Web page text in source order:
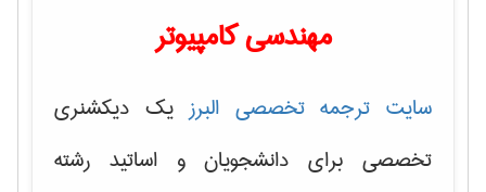
مهندسی کامپیوتر
سایت ترجمه تخصصی البرزیک دیکشنری
تخصصی برای دانشجویان و اساتید رشته